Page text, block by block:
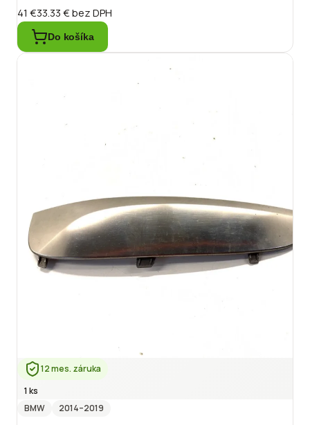
41 €33.33 €bez DPH
Do košíka
12 mes. záruka
1 ks
BMW
2014–2019